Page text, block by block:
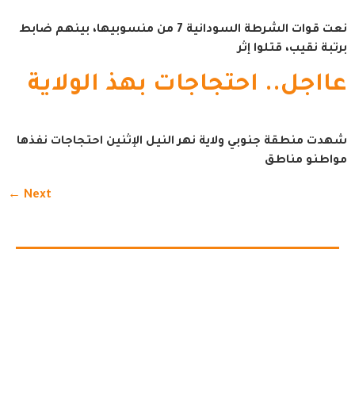
نعت قوات الشرطة السودانية 7 من منسوبيها، بينهم ضابط
برتبة نقيب، قتلوا إثر
عااجل.. احتجاجات بهذ الولاية
شهدت منطقة جنوبي ولاية نهر النيل الإثنين احتجاجات نفذها
مواطنو مناطق
Next
←